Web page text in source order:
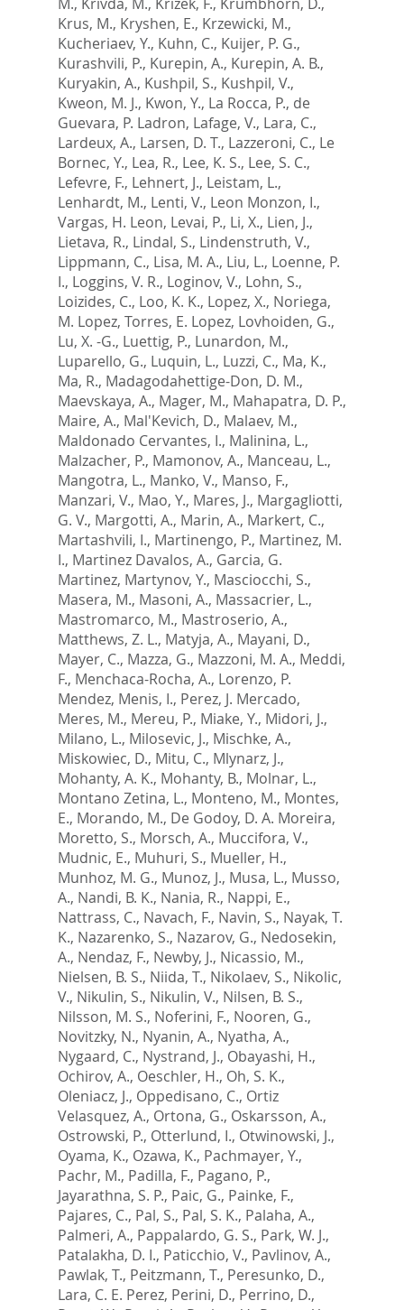
Krus, M., Kryshen, E., Krzewicki, M.,
Kucheriaev, Y., Kuhn, C., Kuijer, P. G.,
Kurashvili, P., Kurepin, A., Kurepin, A. B.,
Kuryakin, A., Kushpil, S., Kushpil, V.,
Kweon, M. J., Kwon, Y., La Rocca, P., de
Guevara, P. Ladron, Lafage, V., Lara, C.,
Lardeux, A., Larsen, D. T., Lazzeroni, C., Le
Bornec, Y., Lea, R., Lee, K. S., Lee, S. C.,
Lefevre, F., Lehnert, J., Leistam, L.,
Lenhardt, M., Lenti, V., Leon Monzon, I.,
Vargas, H. Leon, Levai, P., Li, X., Lien, J.,
Lietava, R., Lindal, S., Lindenstruth, V.,
Lippmann, C., Lisa, M. A., Liu, L., Loenne, P.
I., Loggins, V. R., Loginov, V., Lohn, S.,
Loizides, C., Loo, K. K., Lopez, X., Noriega,
M. Lopez, Torres, E. Lopez, Lovhoiden, G.,
Lu, X. -G., Luettig, P., Lunardon, M.,
Luparello, G., Luquin, L., Luzzi, C., Ma, K.,
Ma, R., Madagodahettige-Don, D. M.,
Maevskaya, A., Mager, M., Mahapatra, D. P.,
Maire, A., Mal'Kevich, D., Malaev, M.,
Maldonado Cervantes, I., Malinina, L.,
Malzacher, P., Mamonov, A., Manceau, L.,
Mangotra, L., Manko, V., Manso, F.,
Manzari, V., Mao, Y., Mares, J., Margagliotti,
G. V., Margotti, A., Marin, A., Markert, C.,
Martashvili, I., Martinengo, P., Martinez, M.
I., Martinez Davalos, A., Garcia, G.
Martinez, Martynov, Y., Masciocchi, S.,
Masera, M., Masoni, A., Massacrier, L.,
Mastromarco, M., Mastroserio, A.,
Matthews, Z. L., Matyja, A., Mayani, D.,
Mayer, C., Mazza, G., Mazzoni, M. A., Meddi,
F., Menchaca-Rocha, A., Lorenzo, P.
Mendez, Menis, I., Perez, J. Mercado,
Meres, M., Mereu, P., Miake, Y., Midori, J.,
Milano, L., Milosevic, J., Mischke, A.,
Miskowiec, D., Mitu, C., Mlynarz, J.,
Mohanty, A. K., Mohanty, B., Molnar, L.,
Montano Zetina, L., Monteno, M., Montes,
E., Morando, M., De Godoy, D. A. Moreira,
Moretto, S., Morsch, A., Muccifora, V.,
Mudnic, E., Muhuri, S., Mueller, H.,
Munhoz, M. G., Munoz, J., Musa, L., Musso,
A., Nandi, B. K., Nania, R., Nappi, E.,
Nattrass, C., Navach, F., Navin, S., Nayak, T.
K., Nazarenko, S., Nazarov, G., Nedosekin,
A., Nendaz, F., Newby, J., Nicassio, M.,
Nielsen, B. S., Niida, T., Nikolaev, S., Nikolic,
V., Nikulin, S., Nikulin, V., Nilsen, B. S.,
Nilsson, M. S., Noferini, F., Nooren, G.,
Novitzky, N., Nyanin, A., Nyatha, A.,
Nygaard, C., Nystrand, J., Obayashi, H.,
Ochirov, A., Oeschler, H., Oh, S. K.,
Oleniacz, J., Oppedisano, C., Ortiz
Velasquez, A., Ortona, G., Oskarsson, A.,
Ostrowski, P., Otterlund, I., Otwinowski, J.,
Oyama, K., Ozawa, K., Pachmayer, Y.,
Pachr, M., Padilla, F., Pagano, P.,
Jayarathna, S. P., Paic, G., Painke, F.,
Pajares, C., Pal, S., Pal, S. K., Palaha, A.,
Palmeri, A., Pappalardo, G. S., Park, W. J.,
Patalakha, D. I., Paticchio, V., Pavlinov, A.,
Pawlak, T., Peitzmann, T., Peresunko, D.,
Lara, C. E. Perez, Perini, D., Perrino, D.,